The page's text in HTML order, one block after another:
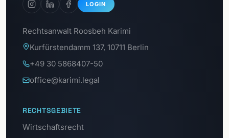
LOGIN
Rechtsanwalt Roosbeh Karimi
Kurfürstendamm 137, 10711 Berlin
+49 30 5868407-50
office@karimi.legal
RECHTSGEBIETE
Wirtschaftsrecht